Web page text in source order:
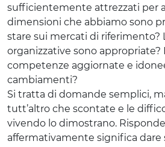
sufficientemente attrezzati per
dimensioni che abbiamo sono
stare sui mercati di riferimento?
organizzative sono appropriate?
competenze aggiornate e
cambiamenti?
Si tratta di domande semplici,
tutt’altro che scontate e le
vivendo lo dimostrano.
affermativamente significa dare